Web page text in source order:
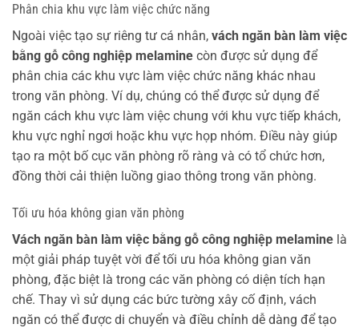
Phân chia khu vực làm việc chức năng
Ngoài việc tạo sự riêng tư cá nhân, vách ngăn bàn làm việc
bằng gỗ công nghiệp melamine còn được sử dụng để
phân chia các khu vực làm việc chức năng khác nhau
trong văn phòng. Ví dụ, chúng có thể được sử dụng để
ngăn cách khu vực làm việc chung với khu vực tiếp khách,
khu vực nghỉ ngơi hoặc khu vực họp nhóm. Điều này giúp
tạo ra một bố cục văn phòng rõ ràng và có tổ chức hơn,
đồng thời cải thiện luồng giao thông trong văn phòng.
Tối ưu hóa không gian văn phòng
Vách ngăn bàn làm việc bằng gỗ công nghiệp melamine là
một giải pháp tuyệt vời để tối ưu hóa không gian văn
phòng, đặc biệt là trong các văn phòng có diện tích hạn
chế. Thay vì sử dụng các bức tường xây cố định, vách
ngăn có thể được di chuyển và điều chỉnh dễ dàng để tạo